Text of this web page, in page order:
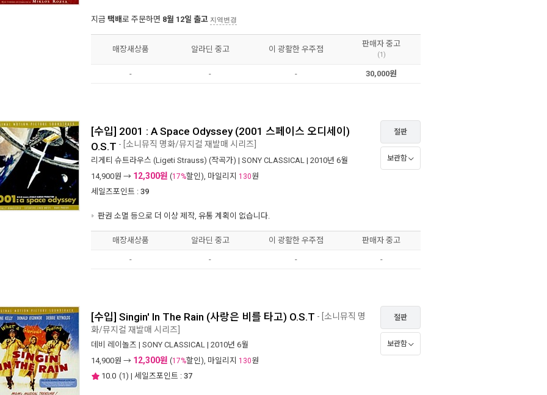
지금 택배로 주문하면 8월 12일 출고 지역변경
매장새상품 알라딘 중고 이 광활한 우주점
판매자 중고
(1)
- - - 30,000원
[수입] 2001 : A Space Odyssey (2001 스페이스 오디세이)
O.S.T - [소니뮤직 명화/뮤지컬 재발매 시리즈]
리게티 슈트라우스 (Ligeti Strauss) (작곡가) | SONY CLASSICAL | 2010년 6월
14,900원 → 12,300원 (17%할인), 마일리지 130원
세일즈포인트 : 39
판권 소멸 등으로 더 이상 제작, 유통 계획이 없습니다.
절판
보관함
매장새상품 알라딘 중고 이 광활한 우주점 판매자 중고
- - - -
[수입] Singin' In The Rain (사랑은 비를 타고) O.S.T - [소니뮤직 명
화/뮤지컬 재발매 시리즈]
데비 레이놀즈 | SONY CLASSICAL | 2010년 6월
14,900원 → 12,300원 (17%할인), 마일리지 130원
10.0 (1) | 세일즈포인트 : 37
절판
보관함